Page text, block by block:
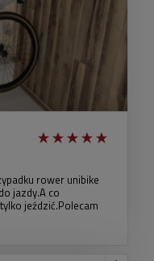
rower unibike
jazdy.A co
jeździć.Polecam